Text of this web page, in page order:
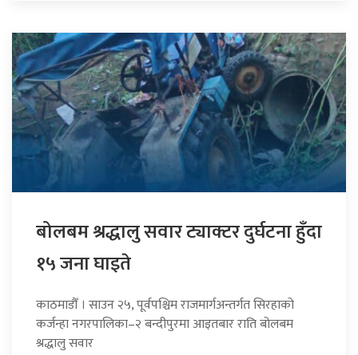
बोलबम श्रद्धालु सवार ट्याक्टर दुर्घटना हुँदा
१५ जना घाइते
काठमाडौँ । साउन २५, पूर्वपश्चिम राजमार्गअन्तर्गत सिरहाको
कर्जन्हा नगरपालिका–२ बन्दीपुरमा आइतबार राति बोलबम
श्रद्धालु सवार